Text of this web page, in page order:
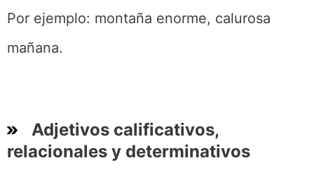
Por ejemplo: montaña enorme, calurosa
mañana.
Adjetivos calificativos,
relacionales y determinativos